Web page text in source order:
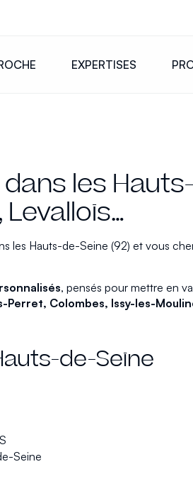
EXPERTISES
les
les Hauts-de-Seine (92) et vous
, pensés pour mettre en
Colombes, Issy-les-
de-Seine
Seine